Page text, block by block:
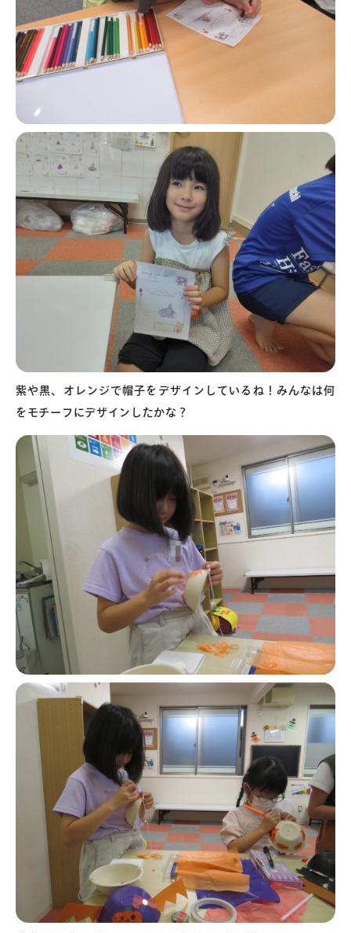
紫や黒、オレンジで帽子をデザインしているね！みんなは何
をモチーフにデザインしたかな？